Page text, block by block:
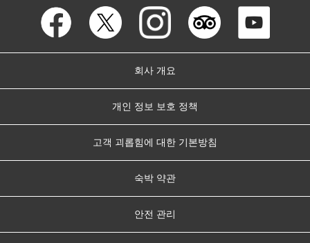
회사 개요
개인 정보 보호 정책
고객 괴롭힘에 대한 기본방침
숙박 약관
안전 관리